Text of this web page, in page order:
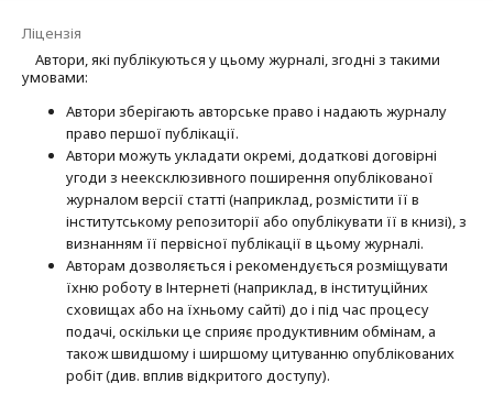
Ліцензія
Автори, які публікуються у цьому журналі, згодні з такими
умовами:
Автори зберігають авторське право і надають журналу
право першої публі­кації.
Автори можуть укладати окремі, додат­кові договірні
угоди з неексклюзив­ного поширення опублікованої
журналом версії статті (наприклад, розмістити її в
інститутському репозиторії або опубліку­вати її в книзі), з
визнанням її первісної публікації в цьому журналі.
Авторам дозволяється і рекомендується розміщувати
їхню роботу в Інтернеті (наприклад, в інституційних
сховищах або на їхньому сайті) до і під час процесу
подачі, оскільки це сприяє продуктивним обмінам, а
також швидшому і ширшому цитуванню опубліко­ва­них
робіт (див. вплив відкритого доступу).